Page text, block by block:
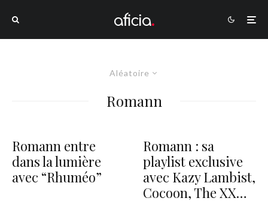
Aléatoire
Romann
Romann entre
dans la lumière
avec “Rhuméo”
Romann : sa
playlist exclusive
avec Kazy Lambist,
Cocoon, The XX…